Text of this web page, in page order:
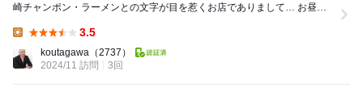
崎チャンポン・ラーメンとの文字が目を惹くお店でありまして… お昼ど
3.5
koutagawa （2737）
2024/11 訪問
3回